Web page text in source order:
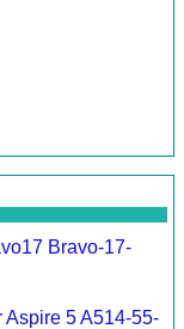
Bravo-17-
Aspire 5 A514-55-